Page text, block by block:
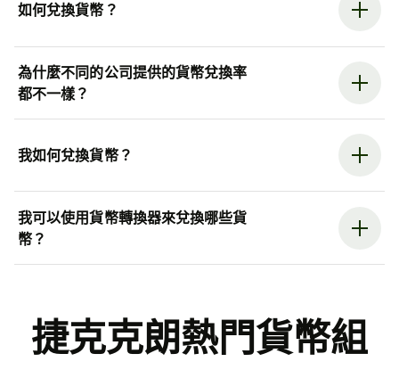
如何兌換貨幣？
為什麼不同的公司提供的貨幣兌換率
都不一樣？
我如何兌換貨幣？
我可以使用貨幣轉換器來兌換哪些貨
幣？
捷克克朗熱門貨幣組